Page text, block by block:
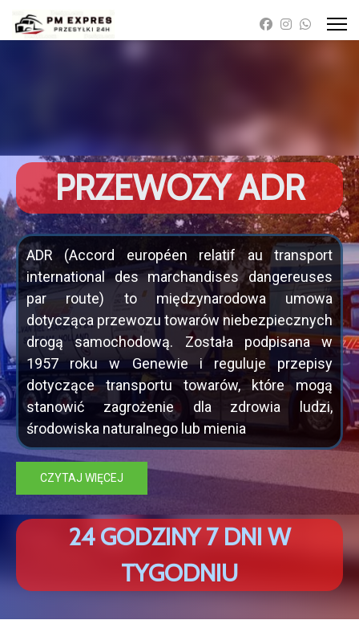
PRZEWOZY ADR
ADR (Accord européen relatif au transport
international des marchandises dangereuses
par route) to międzynarodowa umowa
dotycząca przewozu towarów niebezpiecznych
drogą samochodową. Została podpisana w
1957 roku w Genewie i reguluje przepisy
dotyczące transportu towarów, które mogą
stanowić zagrożenie dla zdrowia ludzi,
środowiska naturalnego lub mienia
CZYTAJ WIĘCEJ
24 GODZINY 7 DNI W
TYGODNIU